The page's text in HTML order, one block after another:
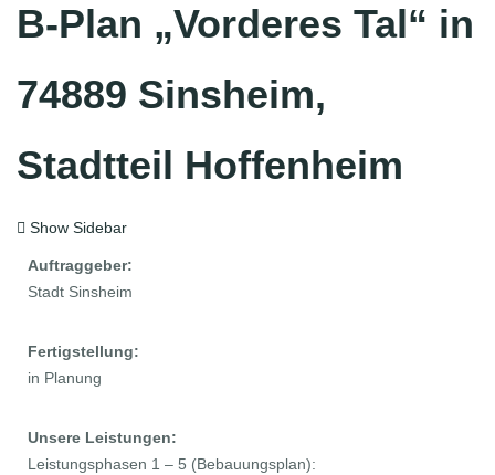
B-Plan „Vorderes Tal“ in
74889 Sinsheim,
Stadtteil Hoffenheim
Show Sidebar
Auftraggeber:
Stadt Sinsheim
Fertigstellung:
in Planung
Unsere Leistungen:
Leistungsphasen 1 – 5 (Bebauungsplan):